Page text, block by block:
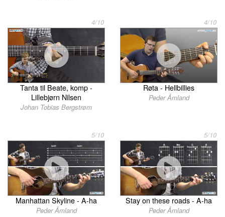
4/10
Tanta til Beate, komp -
Lillebjørn Nilsen
Johan Tobias Bergstrøm
4/10
Røta - Hellbillies
Peder Åmland
5/10
Manhattan Skyline - A-ha
Peder Åmland
5/10
Stay on these roads - A-ha
Peder Åmland